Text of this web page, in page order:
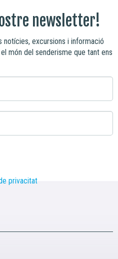
newsletter!
notícies, excursions i informació
món del senderisme que tant ens
privacitat